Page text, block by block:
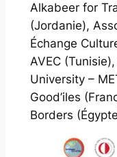
Alkabeer for
(Jordanie),
Échange
AVEC
University –
Good’iles
Borders